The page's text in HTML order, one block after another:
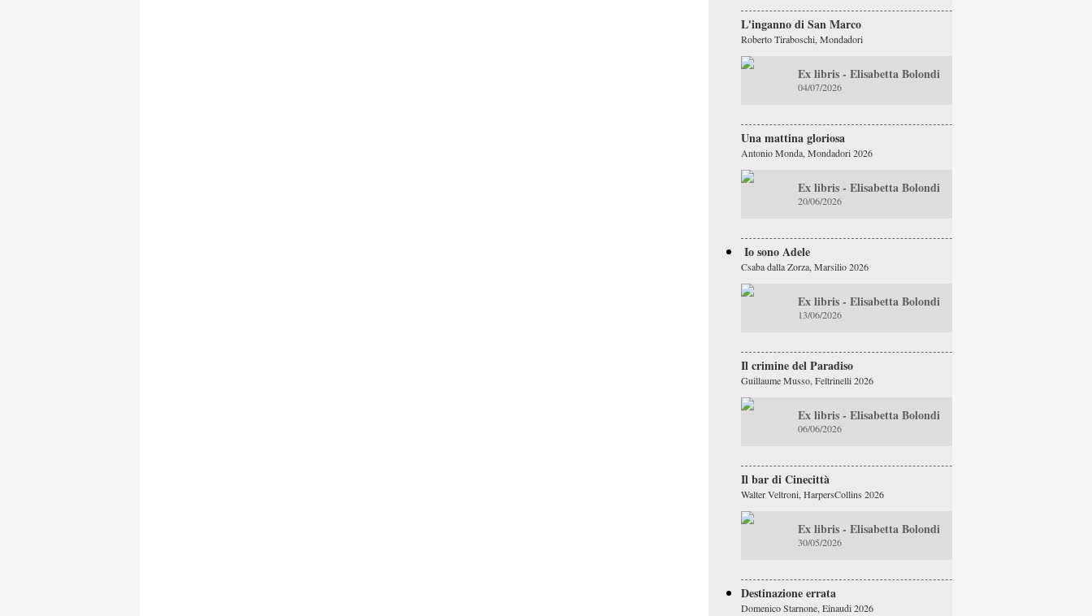
L'inganno di San Marco
Roberto Tiraboschi, Mondadori
Ex libris - Elisabetta Bolondi
04/07/2026
Una mattina gloriosa
Antonio Monda, Mondadori 2026
Ex libris - Elisabetta Bolondi
20/06/2026
Io sono Adele
Csaba dalla Zorza, Marsilio 2026
Ex libris - Elisabetta Bolondi
13/06/2026
Il crimine del Paradiso
Guillaume Musso, Feltrinelli 2026
Ex libris - Elisabetta Bolondi
06/06/2026
Il bar di Cinecittà
Walter Veltroni, HarpersCollins 2026
Ex libris - Elisabetta Bolondi
30/05/2026
Destinazione errata
Domenico Starnone, Einaudi 2026